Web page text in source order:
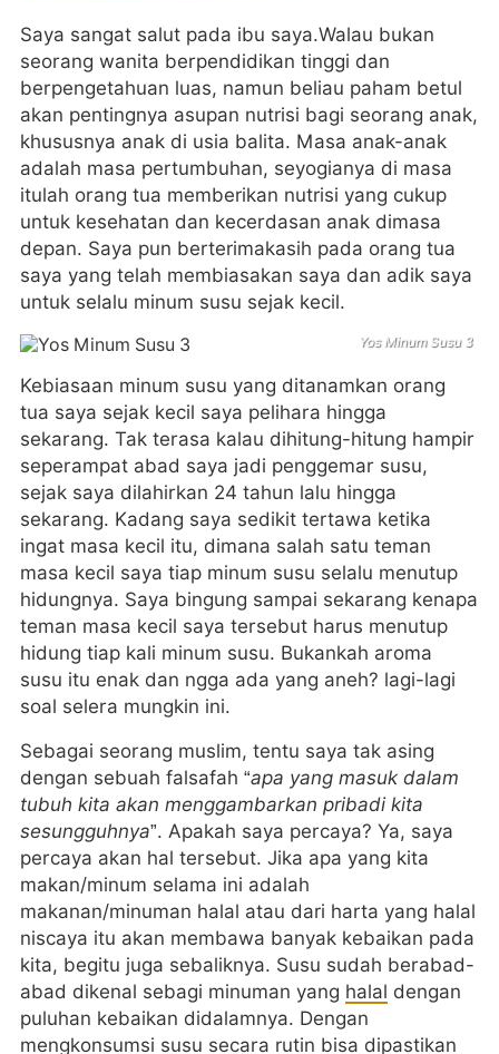
Saya sangat salut pada ibu saya.Walau bukan
seorang wanita berpendidikan tinggi dan
berpengetahuan luas, namun beliau paham betul
akan pentingnya asupan nutrisi bagi seorang anak,
khususnya anak di usia balita. Masa anak-anak
adalah masa pertumbuhan, seyogianya di masa
itulah orang tua memberikan nutrisi yang cukup
untuk kesehatan dan kecerdasan anak dimasa
depan. Saya pun berterimakasih pada orang tua
saya yang telah membiasakan saya dan adik saya
untuk selalu minum susu sejak kecil.
Yos Minum Susu 3
Kebiasaan minum susu yang ditanamkan orang
tua saya sejak kecil saya pelihara hingga
sekarang. Tak terasa kalau dihitung-hitung hampir
seperampat abad saya jadi penggemar susu,
sejak saya dilahirkan 24 tahun lalu hingga
sekarang. Kadang saya sedikit tertawa ketika
ingat masa kecil itu, dimana salah satu teman
masa kecil saya tiap minum susu selalu menutup
hidungnya. Saya bingung sampai sekarang kenapa
teman masa kecil saya tersebut harus menutup
hidung tiap kali minum susu. Bukankah aroma
susu itu enak dan ngga ada yang aneh? lagi-lagi
soal selera mungkin ini.
Sebagai seorang muslim, tentu saya tak asing
dengan sebuah falsafah “apa yang masuk dalam
tubuh kita akan menggambarkan pribadi kita
sesungguhnya”. Apakah saya percaya? Ya, saya
percaya akan hal tersebut. Jika apa yang kita
makan/minum selama ini adalah
makanan/minuman halal atau dari harta yang halal
niscaya itu akan membawa banyak kebaikan pada
kita, begitu juga sebaliknya. Susu sudah berabad-
abad dikenal sebagi minuman yang halal dengan
puluhan kebaikan didalamnya. Dengan
mengkonsumsi susu secara rutin bisa dipastikan